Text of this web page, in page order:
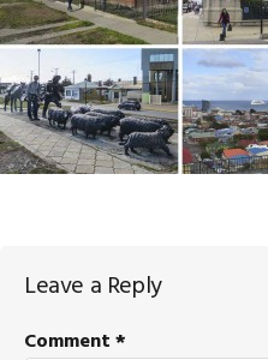
Reader
Interactions
Leave a Reply
Comment*